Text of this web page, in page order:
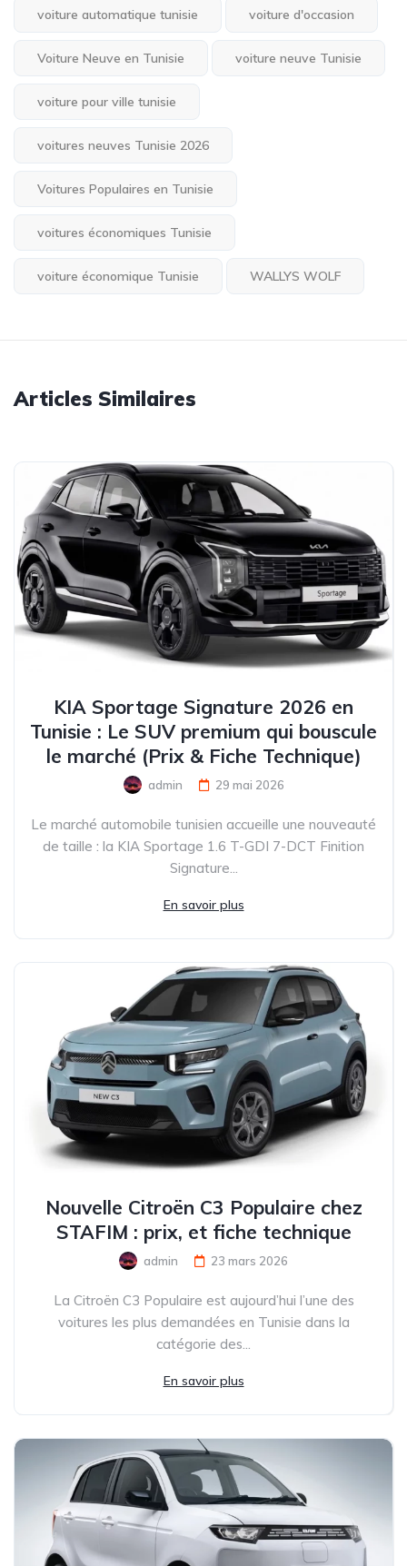
voiture automatique tunisie voiture d'occasion
Voiture Neuve en Tunisie voiture neuve Tunisie
voiture pour ville tunisie
voitures neuves Tunisie 2026
Voitures Populaires en Tunisie
voitures économiques Tunisie
voiture économique Tunisie WALLYS WOLF
Articles Similaires
KIA Sportage Signature 2026 en
Tunisie : Le SUV premium qui bouscule
le marché (Prix & Fiche Technique)
admin 29 mai 2026
Le marché automobile tunisien accueille une nouveauté
de taille : la KIA Sportage 1.6 T-GDI 7-DCT Finition
Signature...
En savoir plus
Nouvelle Citroën C3 Populaire chez
STAFIM : prix, et fiche technique
admin 23 mars 2026
La Citroën C3 Populaire est aujourd’hui l’une des
voitures les plus demandées en Tunisie dans la
catégorie des...
En savoir plus